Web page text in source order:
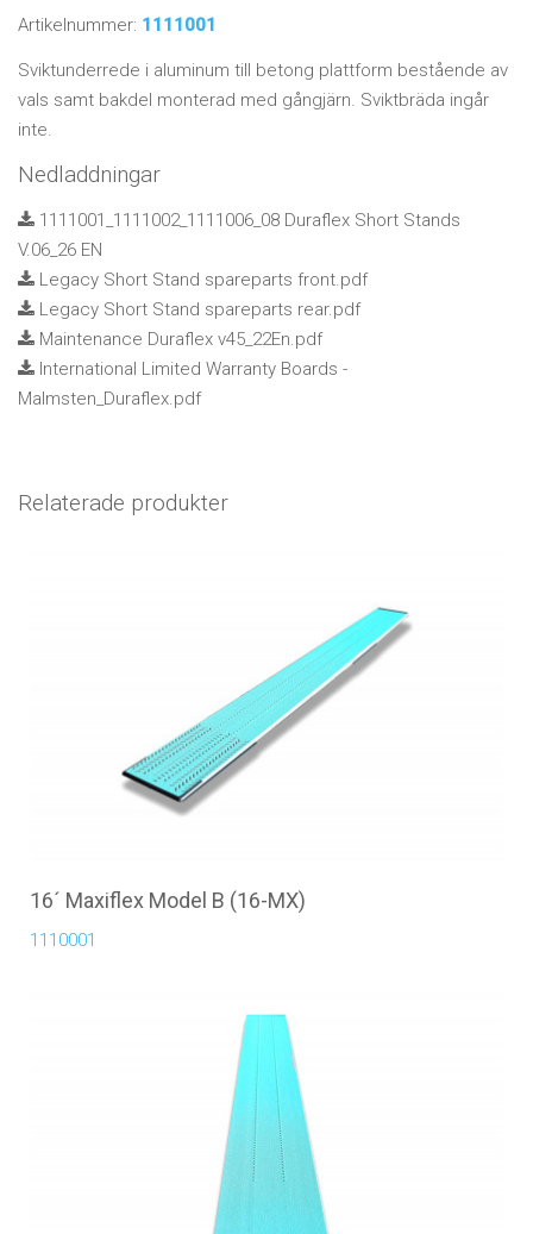
Artikelnummer: 1111001
Sviktunderrede i aluminum till betong plattform bestående av
vals samt bakdel monterad med gångjärn. Sviktbräda ingår
inte.
Nedladdningar
1111001_1111002_1111006_08 Duraflex Short Stands
V.06_26 EN
Legacy Short Stand spareparts front.pdf
Legacy Short Stand spareparts rear.pdf
Maintenance Duraflex v45_22En.pdf
International Limited Warranty Boards -
Malmsten_Duraflex.pdf
Relaterade produkter
16´ Maxiflex Model B (16-MX)
1110001